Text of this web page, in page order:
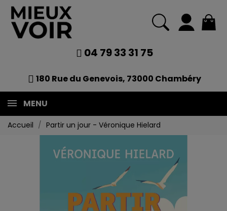
04 79 33 31 75
180 Rue du Genevois, 73000 Chambéry
MENU
Accueil Partir un jour - Véronique Hielard